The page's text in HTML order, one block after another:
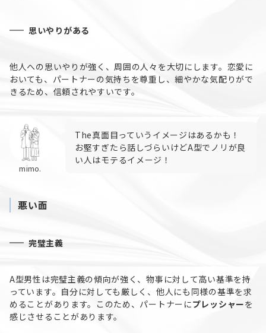
思いやりがある
他人への思いやりが強く、周囲の人々を大切にします。恋愛に
おいても、パートナーの気持ちを尊重し、細やかな気配りがで
きるため、信頼されやすいです。
mimo.
The真面目っていうイメージはあるかも！
お堅すぎたら話しづらいけどA型でノリが良
い人はモテるイメージ！
悪い面
完璧主義
A型男性は完璧主義の傾向が強く、物事に対して高い基準を持
っています。自分に対しても厳しく、他人にも同様の基準を求
めることがあります。このため、パートナーにプレッシャーを
感じさせることがあります。